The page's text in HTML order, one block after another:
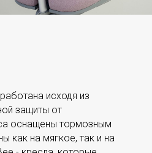
исходя из
защиты от
оснащены тормозным
как на мягкое, так и на